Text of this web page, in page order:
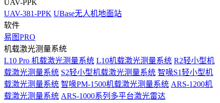
UAV-PPK
UAV-381-PPK UBase无人机地面站
软件
易图PRO
机载激光测量系统
L10 Pro 机载激光测量系统 L10机载激光测量系统 R2轻小型机
载激光测量系统 S2轻小型机载激光测量系统 智喙S1轻小型机
载激光测量系统 智喙PM-1500机载激光测量系统 ARS-1200机
载激光测量系统 ARS-1000系列多平台激光雷达